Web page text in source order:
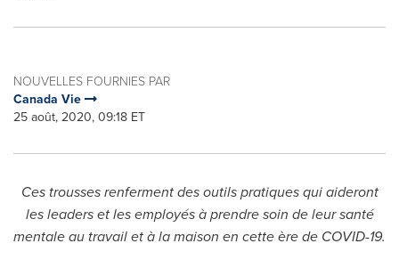
NOUVELLES FOURNIES PAR
Canada Vie
25 août, 2020, 09:18 ET
Ces trousses renferment des outils pratiques qui aideront
les leaders et les employés à prendre soin de leur santé
mentale au travail et à la maison en cette ère de COVID-19.